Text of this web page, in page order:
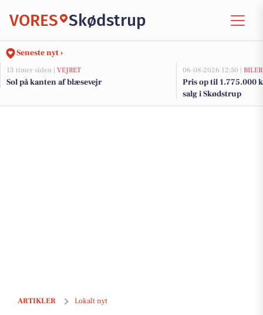
VORES Skødstrup
Seneste nyt ›
13 timer siden | VEJRET
Sol på kanten af blæsevejr
06-08-2026 12:50 | BILER
Pris op til 1.775.000
salg i Skødstrup
ARTIKLER Lokalt nyt
Frisættelse på plejehjem i Aarhus skaber større nærvær og